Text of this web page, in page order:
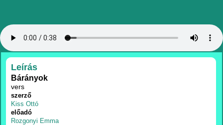
RÉSZLETEK
Leírás
Bárányok
vers
szerző
Kiss Ottó
előadó
Rozgonyi Emma